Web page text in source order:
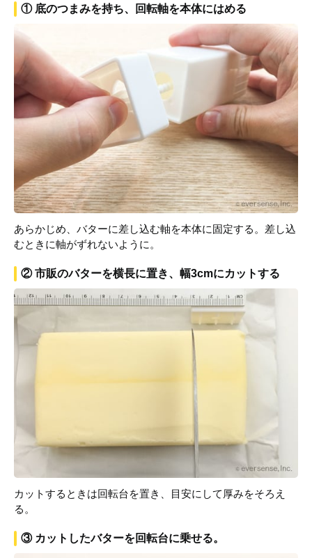
① 底のつまみを持ち、回転軸を本体にはめる
あらかじめ、バターに差し込む軸を本体に固定する。差し込
むときに軸がずれないように。
② 市販のバターを横長に置き、幅3cmにカットする
カットするときは回転台を置き、目安にして厚みをそろえ
る。
③ カットしたバターを回転台に乗せる。